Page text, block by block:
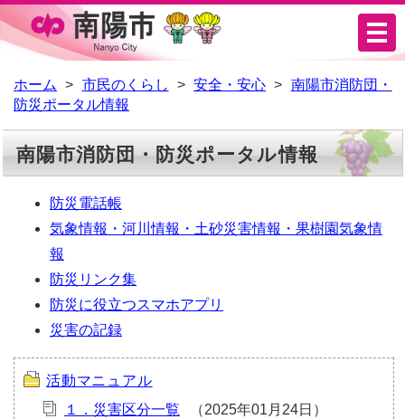
ニ
ホーム 市民のくらし 安全・安心
南陽市消防団・
防災ポータル情報
南陽市消防団・防災ポータル情報
防災電話帳
気象情報・河川情報・土砂災害情報・果樹園気象情
報
防災リンク集
防災に役立つスマホアプリ
災害の記録
活動マニュアル
１．災害区分一覧